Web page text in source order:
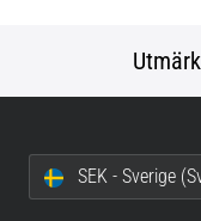
SEK - Sverige